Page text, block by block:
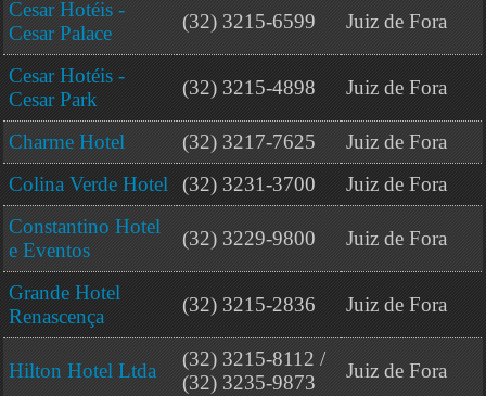
Cesar Hotéis -
Cesar Palace
(32) 3215-6599 Juiz de Fora
Cesar Hotéis -
Cesar Park
(32) 3215-4898 Juiz de Fora
Charme Hotel (32) 3217-7625
Juiz de Fora
Colina Verde Hotel
(32) 3231-3700
Juiz de Fora
Constantino Hotel
e Eventos
(32) 3229-9800 Juiz de Fora
Grande Hotel
Renascença
(32) 3215-2836 Juiz de Fora
Hilton Hotel Ltda
(32) 3215-8112 /
(32) 3235-9873
Juiz de Fora